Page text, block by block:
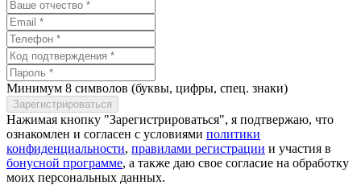
Минимум 8 символов (буквы, цифры, спец. знаки)
Нажимая кнопку "Зарегистрироваться", я подтвержаю, что
ознакомлен и согласен с условиями политики
конфиденциальности, правилами регистрации и участия в
бонусной программе, а также даю свое согласие на обработку
моих персональных данных.